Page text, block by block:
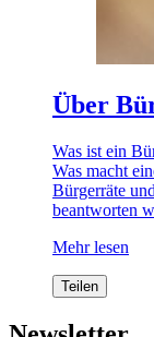
Über
Was ist ein
Was macht
Bürgerräte
beantworten
Mehr lesen
Teilen